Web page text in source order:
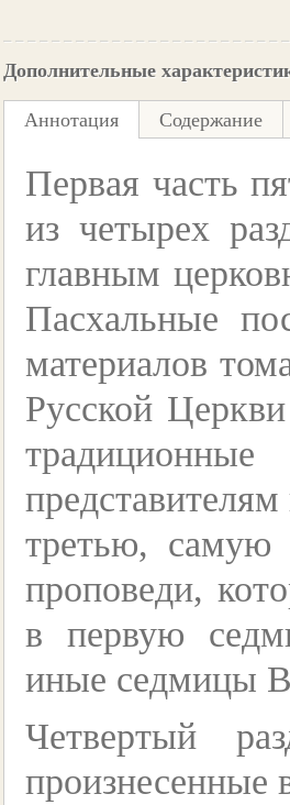
Дополнительные
Аннотация Содержание
Первая часть
из четырех
главным
Пасхальные
материалов
Русской
третью, самую
проповеди,
в первую
иные седмицы
Четвертый
произнесенные